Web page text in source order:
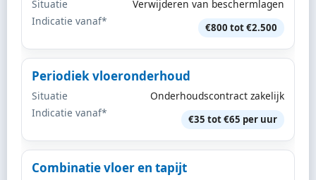
Situatie
Verwijderen van beschermlagen
Indicatie vanaf*
€800 tot €2.500
Periodiek vloeronderhoud
Situatie
Onderhoudscontract zakelijk
Indicatie vanaf*
€35 tot €65 per uur
Combinatie vloer en tapijt